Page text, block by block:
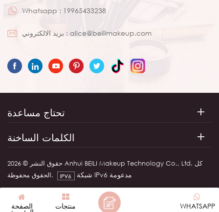
Whatsapp : 19965433238
بريد الالكتروني : alice@beilimakeup.com
تحتاج مساعدة
الكلمات الساخنة
حقوق النشر © 2026 Anhui BEILI Makeup Technology Co., Ltd. كل
الحقوق محفوظة.
شبكة IPv6 مدعومة
الصفحة منتجات WHATSAPP